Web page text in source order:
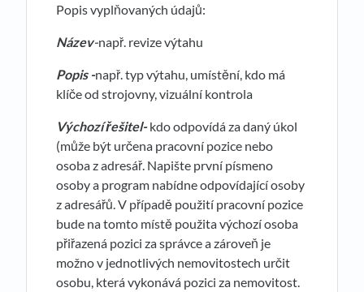
Popis vyplňovaných údajů:
Název-např. revize výtahu
Popis -např. typ výtahu, umístění, kdo má
klíče od strojovny, vizuální kontrola
Výchozířešitel-kdo odpovídá za daný úkol
(může být určena pracovní pozice nebo
osoba z adresář. Napište první písmeno
osoby a program nabídne odpovídající osoby
z adresářů. V případě použití pracovní pozice
bude na tomto místě použita výchozí osoba
přiřazená pozici za správce a zároveň je
možno v jednotlivých nemovitostech určit
osobu, která vykonává pozici za nemovitost.